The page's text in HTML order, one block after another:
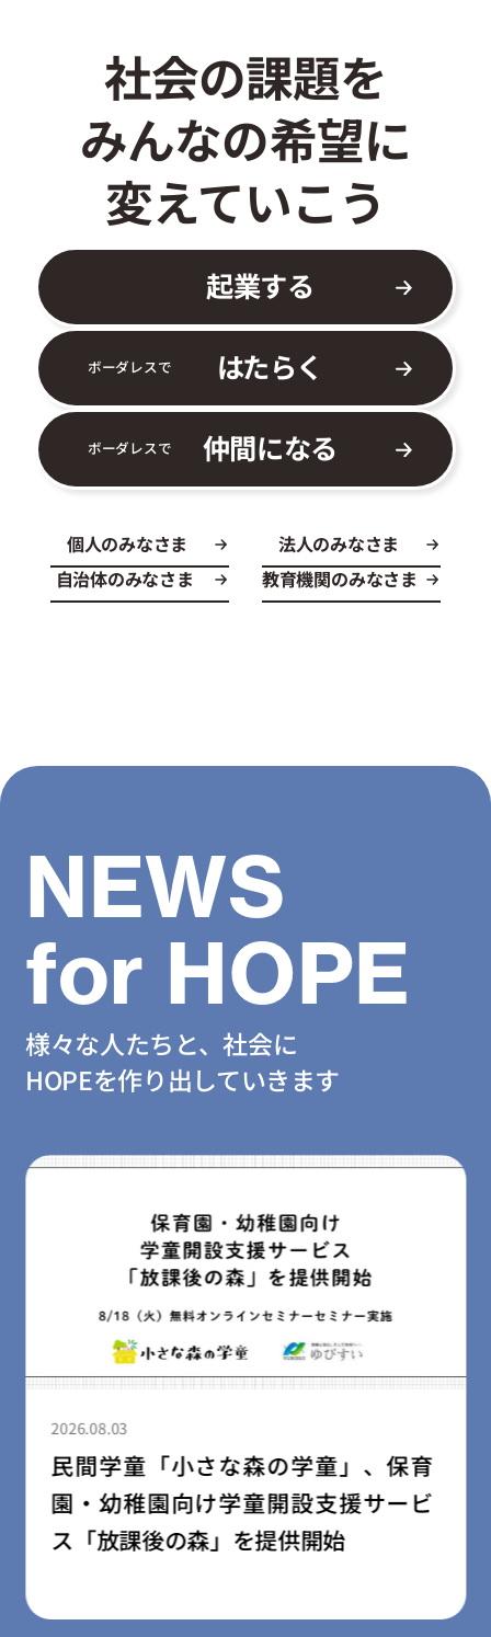
社会の課題を
みんなの希望に
変えていこう
起業する
ボーダレスで はたらく
ボーダレスで 仲間になる
個人のみなさま
法人のみなさま
自治体のみなさま
教育機関のみなさま
NEWS
for HOPE
様々な人たちと、社会に
HOPEを作り出していきます
2026.08.03
民間学童「小さな森の学童」、保育
園・幼稚園向け学童開設支援サービ
ス「放課後の森」を提供開始